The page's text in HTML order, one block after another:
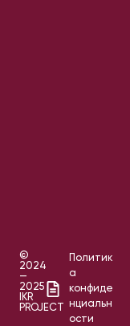
©
2024
—
2025
IKR
PROJECT
Политик
а
конфиде
нциальн
ости